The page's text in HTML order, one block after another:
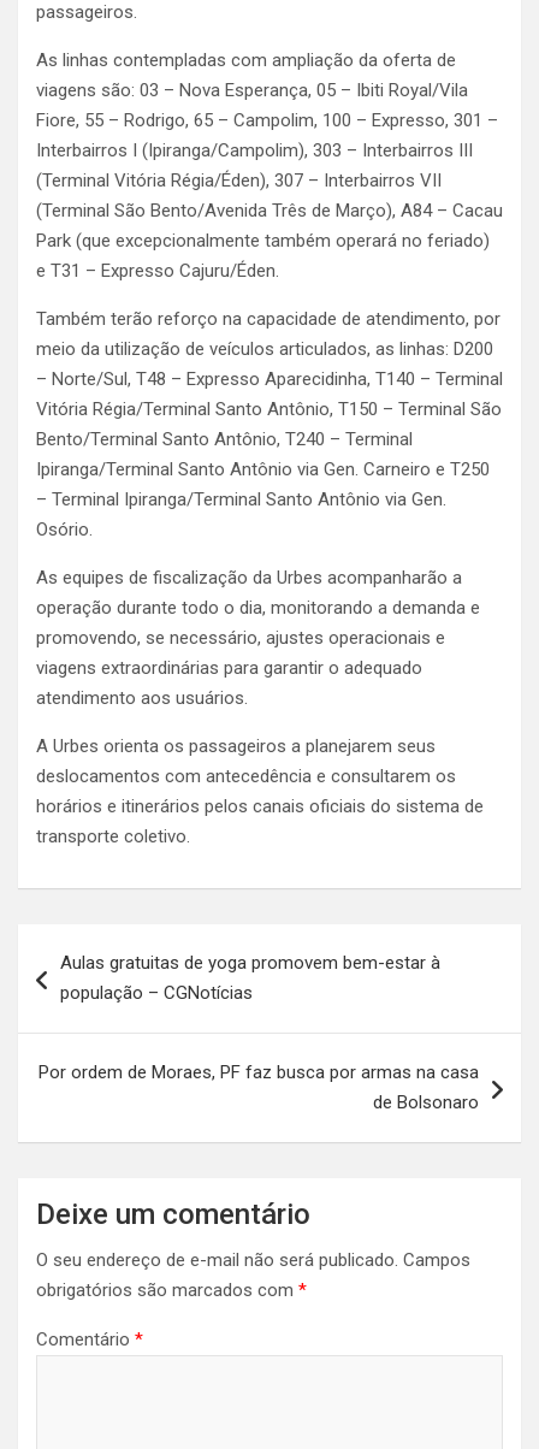
passageiros.
As linhas contempladas com ampliação da oferta de
viagens são: 03 – Nova Esperança, 05 – Ibiti Royal/Vila
Fiore, 55 – Rodrigo, 65 – Campolim, 100 – Expresso, 301 –
Interbairros I (Ipiranga/Campolim), 303 – Interbairros III
(Terminal Vitória Régia/Éden), 307 – Interbairros VII
(Terminal São Bento/Avenida Três de Março), A84 – Cacau
Park (que excepcionalmente também operará no feriado)
e T31 – Expresso Cajuru/Éden.
Também terão reforço na capacidade de atendimento, por
meio da utilização de veículos articulados, as linhas: D200
– Norte/Sul, T48 – Expresso Aparecidinha, T140 – Terminal
Vitória Régia/Terminal Santo Antônio, T150 – Terminal São
Bento/Terminal Santo Antônio, T240 – Terminal
Ipiranga/Terminal Santo Antônio via Gen. Carneiro e T250
– Terminal Ipiranga/Terminal Santo Antônio via Gen.
Osório.
As equipes de fiscalização da Urbes acompanharão a
operação durante todo o dia, monitorando a demanda e
promovendo, se necessário, ajustes operacionais e
viagens extraordinárias para garantir o adequado
atendimento aos usuários.
A Urbes orienta os passageiros a planejarem seus
deslocamentos com antecedência e consultarem os
horários e itinerários pelos canais oficiais do sistema de
transporte coletivo.
de
Aulas gratuitas de yoga promovem bem-estar à
população – CGNotícias
Por ordem de Moraes, PF faz busca por armas na casa
de Bolsonaro
Deixe um comentário
O seu endereço de e-mail não será publicado. Campos
obrigatórios são marcados com *
Comentário *